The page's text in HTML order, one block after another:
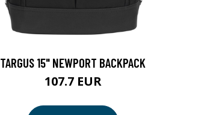
TARGUS 15" NEWPORT BACKPACK
107.7 EUR